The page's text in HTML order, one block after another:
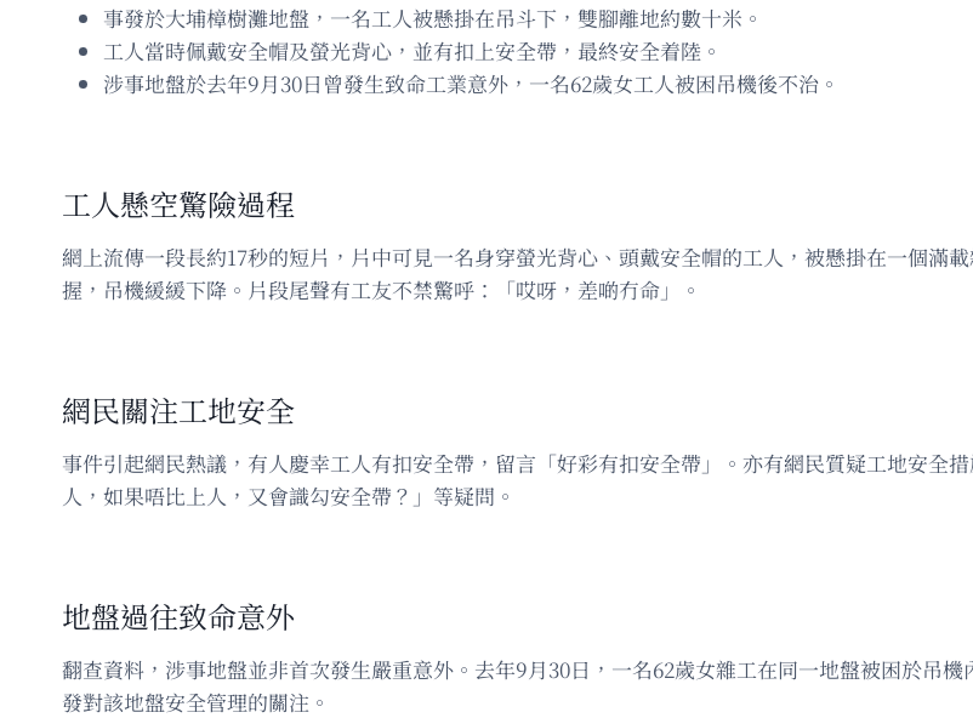
事發於大埔樟樹灘地盤，一名工人被懸掛在吊斗下，雙腳離地約數十米。
工人當時佩戴安全帽及螢光背心，並有扣上安全帶，最終安全着陸。
涉事地盤於去年9月30日曾發生致命工業意外，一名62歲女工人被困吊機後不治。
工人懸空驚險過程
網上流傳一段長約17秒的短片，片中可見一名身穿螢光背心、頭戴安全帽的工人，被懸掛在一個滿
握，吊機緩緩下降。片段尾聲有工友不禁驚呼：「哎呀，差啲冇命」。
網民關注工地安全
事件引起網民熱議，有人慶幸工人有扣安全帶，留言「好彩有扣安全帶」。亦有網民質疑工地安全
人，如果唔比上人，又會識勾安全帶？」等疑問。
地盤過往致命意外
翻查資料，涉事地盤並非首次發生嚴重意外。去年9月30日，一名62歲女雜工在同一地盤被困於吊
發對該地盤安全管理的關注。